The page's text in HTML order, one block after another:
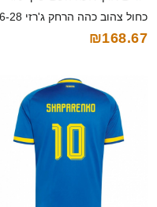
כחול צהוב כהה הרחק
חולצה קצרה
₪168.67